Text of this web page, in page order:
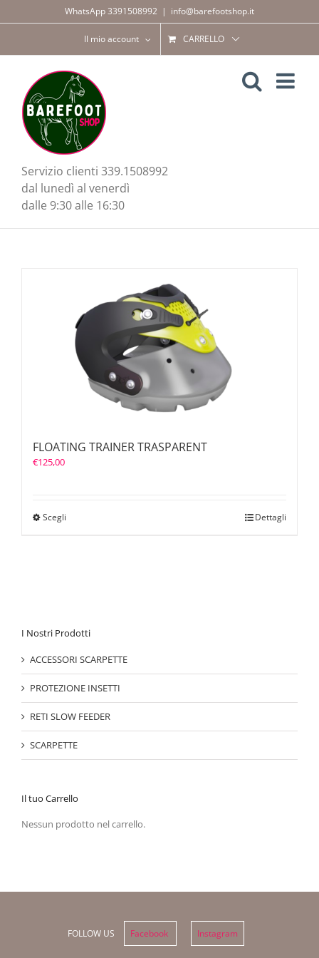
WhatsApp 3391508992 | info@barefootshop.it
Il mio account CARRELLO
Servizio clienti 339.1508992
dal lunedì al venerdì
dalle 9:30 alle 16:30
FLOATING TRAINER TRASPARENT
€125,00
Scegli Dettagli
I Nostri Prodotti
ACCESSORI SCARPETTE
PROTEZIONE INSETTI
RETI SLOW FEEDER
SCARPETTE
Il tuo Carrello
Nessun prodotto nel carrello.
FOLLOW US Facebook Instagram